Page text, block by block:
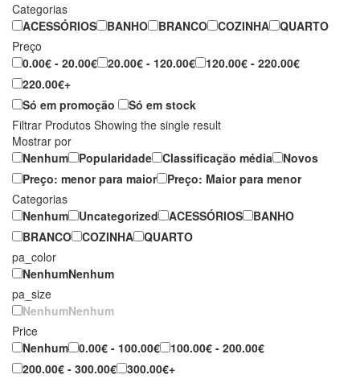
Categorias
ACESSÓRIOS
BANHO BRANCO COZINHA
QUARTO
Preço
0.00€ - 20.00€
20.00€ - 120.00€
120.00€ - 220.00€
220.00€+
Só em promoção
Só em stock
Filtrar Produtos Showing the single result
Mostrar por
Nenhum
Popularidade Classificação média
Novos
Preço: menor para maior
Preço: Maior para menor
Categorias
Nenhum
Uncategorized ACESSÓRIOS
BANHO
BRANCO
COZINHA
QUARTO
pa_color
NenhumNenhum
pa_size
NenhumNenhum
Price
Nenhum
0.00€ - 100.00€
100.00€ - 200.00€
200.00€ - 300.00€
300.00€+